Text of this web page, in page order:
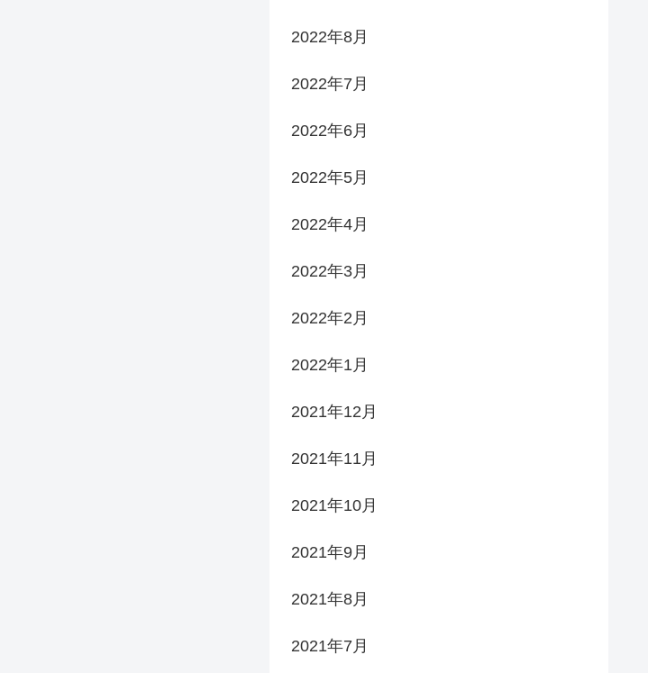
2022年8月
2022年7月
2022年6月
2022年5月
2022年4月
2022年3月
2022年2月
2022年1月
2021年12月
2021年11月
2021年10月
2021年9月
2021年8月
2021年7月